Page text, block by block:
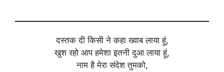
दस्तक दी किसी ने कहा ख्वाब लाया हूं,
खुश रहो आप हमेशा इतनी दुआ लाया हूं,
नाम है मेरा संदेश तुमको,